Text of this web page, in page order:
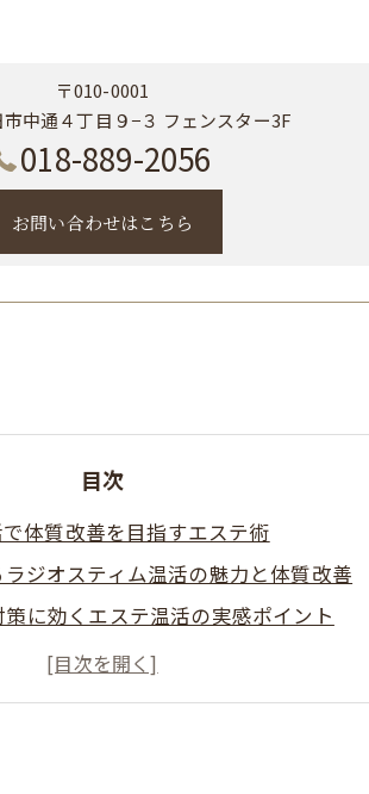
〒010-0001
中通４丁目９−３ フェンスター3F
018-889-2056
お問い合わせはこちら
目次
体質改善を目指すエステ術
ジオスティム温活の魅力と体質改善
に効くエステ温活の実感ポイント
続で得られる体調変化とその理由
したい温活サポート体制とは